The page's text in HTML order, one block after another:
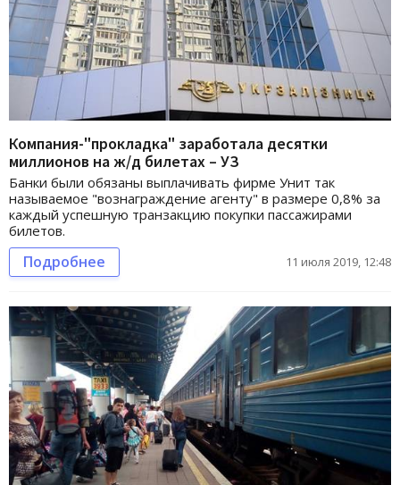
Компания-"прокладка" заработала десятки
миллионов на ж/д билетах – УЗ
Банки были обязаны выплачивать фирме Унит так
называемое "вознаграждение агенту" в размере 0,8% за
каждый успешную транзакцию покупки пассажирами
билетов.
Подробнее 11 июля 2019, 12:48